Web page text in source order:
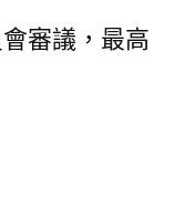
審議，最高